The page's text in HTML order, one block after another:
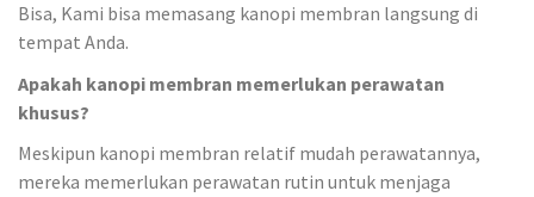
Bisa, Kami bisa memasang kanopi membran langsung di
tempat Anda.
Apakah kanopi membran memerlukan perawatan
khusus?
Meskipun kanopi membran relatif mudah perawatannya,
mereka memerlukan perawatan rutin untuk menjaga